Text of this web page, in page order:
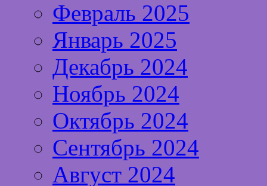
Февраль 2025
Январь 2025
Декабрь 2024
Ноябрь 2024
Октябрь 2024
Сентябрь 2024
Август 2024